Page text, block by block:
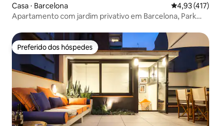
Casa ⋅ Barcelona 4,93 de uma
4,93 (417)
Apartamento com jardim privativo em Barcelona, Park
Preferido dos hóspedes
Preferido dos hóspedes